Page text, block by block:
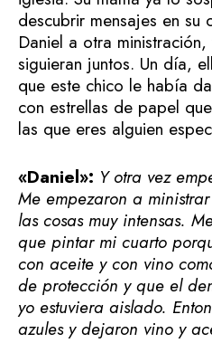
descubrir mensajes en
Daniel a otra
siguieran juntos. Un día,
que este chico le había
con estrellas de papel
las que eres alguien
«Daniel»: Y otra vez
Me empezaron a
las cosas muy intensas.
que pintar mi cuarto
con aceite y con vino
de protección y que el
yo estuviera aislado.
azules y dejaron vino y